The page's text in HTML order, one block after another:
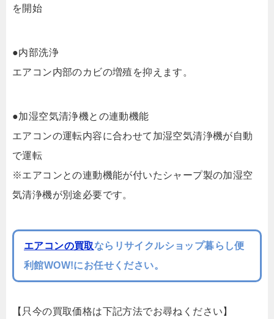
を開始
●内部洗浄
エアコン内部のカビの増殖を抑えます。
●加湿空気清浄機との連動機能
エアコンの運転内容に合わせて加湿空気清浄機が自動
で運転
※エアコンとの連動機能が付いたシャープ製の加湿空
気清浄機が別途必要です。
エアコンの買取ならリサイクルショップ暮らし便
利館WOW!にお任せください。
【只今の買取価格は下記方法でお尋ねください】